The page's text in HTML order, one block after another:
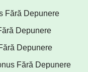
Fără Depunere
Depunere
Depunere
Fără Depunere